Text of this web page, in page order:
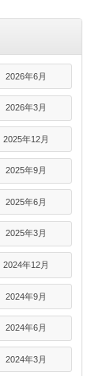
2026年6月
2026年3月
2025年12月
2025年9月
2025年6月
2025年3月
2024年12月
2024年9月
2024年6月
2024年3月